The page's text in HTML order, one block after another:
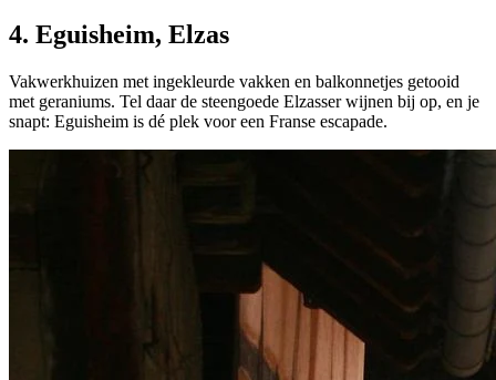
4. Eguisheim, Elzas
Vakwerkhuizen met ingekleurde vakken en balkonnetjes getooid
met geraniums. Tel daar de steengoede Elzasser wijnen bij op, en je
snapt: Eguisheim is dé plek voor een Franse escapade.